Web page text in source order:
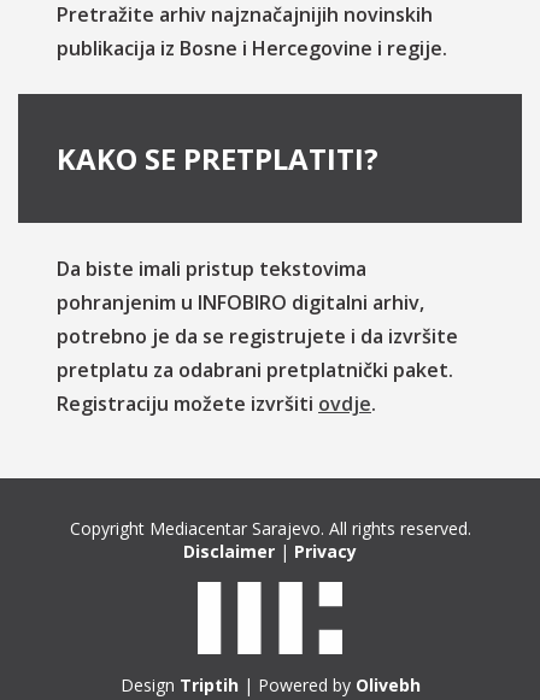
Pretražite arhiv najznačajnijih novinskih
publikacija iz Bosne i Hercegovine i regije.
KAKO SE PRETPLATITI?
Da biste imali pristup tekstovima
pohranjenim u INFOBIRO digitalni arhiv,
potrebno je da se registrujete i da izvršite
pretplatu za odabrani pretplatnički paket.
Registraciju možete izvršiti ovdje.
Copyright Mediacentar Sarajevo. All rights reserved.
Disclaimer | Privacy
Design Triptih| Powered by Olivebh